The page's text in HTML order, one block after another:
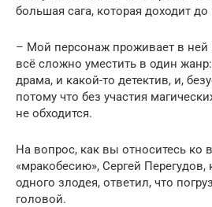
большая сага, которая доходит
– Мой персонаж проживает в ней
всё сложно уместить в один жанр:
драма, и какой-то детектив, и,
потому что без участия
не обходится.
На вопрос, как вы относитесь ко
«мракобесию», Сергей
одного злодея, ответил, что
головой.